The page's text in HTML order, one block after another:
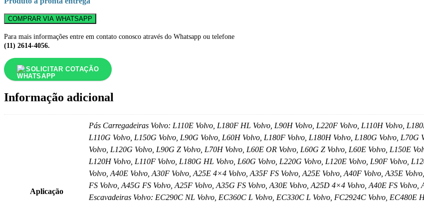
COMPRAR VIA WHATSAPP
Para mais informações entre em contato conosco através do Whatsapp ou telefone
(11) 2614-4056.
SOLICITAR COTAÇÃO
Informação adicional
Aplicação
Pás Carregadeiras Volvo: L110E Volvo, L180F HL Volvo, L90H Volvo, L220F Volvo, L110H Volvo,
L110G Volvo, L150G Volvo, L90G Volvo, L60H Volvo, L180F Volvo, L180H Volvo, L180G Volvo,
Volvo, L120G Volvo, L90G Z Volvo, L70H Volvo, L60E OR Volvo, L60G Z Volvo, L60E Volvo, L150E
L120H Volvo, L110F Volvo, L180G HL Volvo, L60G Volvo, L220G Volvo, L120E Volvo, L90F Volvo,
Volvo, A40E Volvo, A30F Volvo, A25E 4×4 Volvo, A35F FS Volvo, A25E Volvo, A40F Volvo, A35E
FS Volvo, A45G FS Volvo, A25F Volvo, A35G FS Volvo, A30E Volvo, A25D 4×4 Volvo, A40E FS
Escavadeiras Volvo: EC290C NL Volvo, EC360C L Volvo, EC330C L Volvo, FC2924C Volvo, EC480E